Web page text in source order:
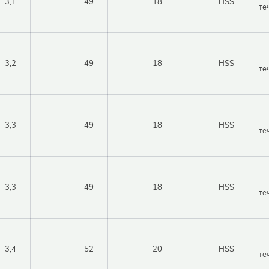
3,2 49 18 HSS
3,3 49 18 HSS
3,3 49 18 HSS
3,4 52 20 HSS